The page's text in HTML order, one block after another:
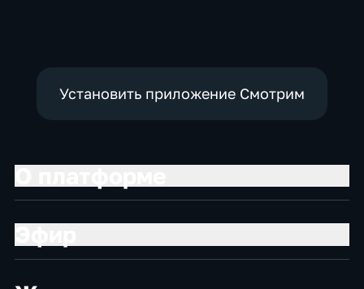
Установить приложение Смотрим